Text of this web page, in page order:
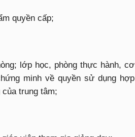
quyền cấp;
lớp học, phòng thực hành, cơ
minh về quyền sử dụng hợp
của trung tâm;